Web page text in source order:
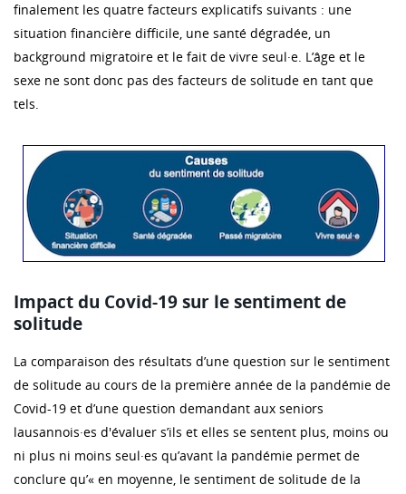
finalement les quatre facteurs explicatifs suivants : une
situation financière difficile, une santé dégradée, un
background migratoire et le fait de vivre seul·e. L’âge et le
sexe ne sont donc pas des facteurs de solitude en tant que
tels.
Impact du Covid-19 sur le sentiment de
solitude
La comparaison des résultats d’une question sur le sentiment
de solitude au cours de la première année de la pandémie de
Covid-19 et d’une question demandant aux seniors
lausannois·es d'évaluer s’ils et elles se sentent plus, moins ou
ni plus ni moins seul·es qu’avant la pandémie permet de
conclure qu’« en moyenne, le sentiment de solitude de la